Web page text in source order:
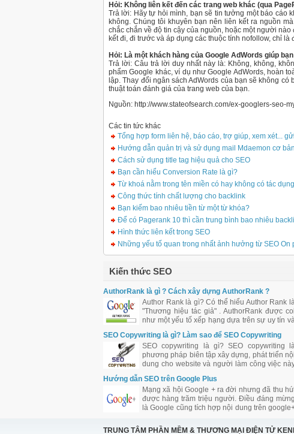
Hỏi: Không liên kết đến các trang web khác (qua
Trả lời: Hãy tự hỏi mình, bạn sẽ tin tưởng một báo cáo
không. Chúng tôi khuyên bạn nên liên kết ra nguồn
chắc chắn về độ tin cậy của nguồn, hoặc một người
kết đi, đi trước và áp dụng các thuộc tính nofollow, chỉ là
Hỏi: Là một khách hàng của Google AdWords giúp
Trả lời: Câu trả lời duy nhất này là: Không, không,
phẩm Google khác, ví dụ như Google AdWords, hoàn
lập. Thay đổi ngân sách AdWords của bạn sẽ không
thuật toán đánh giá của trang web của bạn.
Nguồn: http://www.stateofsearch.com/ex-googlers-seo-
Các tin tức khác
Tổng hợp form liên hệ, báo cáo, trợ giúp, xem xét...
Hướng dẫn quản trị và sử dụng mail Mdaemon cơ bản
Cách sử dụng title tag hiệu quả cho SEO
Bạn cần hiểu Conversion Rate là gì?
Từ khoá nằm trong tên miền có hay không có tác
Công thức tính chất lượng cho backlink
Bạn kiếm bao nhiêu tiền từ một từ khóa?
Để có Pagerank 10 thì cần trung bình bao nhiêu
Hình thức liên kết trong SEO
Những yếu tố quan trong nhất ảnh hưởng từ SEO On
Kiến thức SEO
AuthorRank là gì ? Cách xây dựng AuthorRank ?
Author Rank là gì? Có thể hiểu Author Rank
"Thương hiệu tác giả" . AuthorRank được coi
như một yếu tố xếp hạng dựa trên sự uy tín
ảnh hưởng của tác giả bài viết đối với cộng
đồng.
SEO Copywriting là gì? Làm sao để SEO Copywriting
SEO copywriting là gì? SEO copywriting
phương pháp biên tập xây dựng, phát triển nội
dung cho website và người làm công việc
được coi là SEO Copywriter. Tuy nhiên việc
biên tập nội dung cho website cần khéo léo
trong việc bố trí từ khóa, mật độ từ khóa.
Hướng dẫn SEO trên Google Plus
Mạng xã hội Google + ra đời nhưng đã thu
được hàng trăm triệu người. Điều đáng mừng
là Google cũng tích hợp nội dung trên
nên chắc chắn Google + sẽ được Google hỗ
TRUNG TÂM PHẦN MỀM & THƯƠNG MẠI ĐIỆN TỬ